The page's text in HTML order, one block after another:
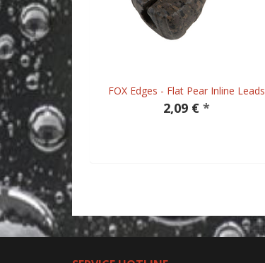
FOX Edges - Flat Pear Inline Leads
2,09 € *